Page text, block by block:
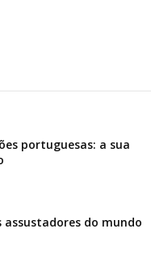
portuguesas: a sua
assustadores do mundo